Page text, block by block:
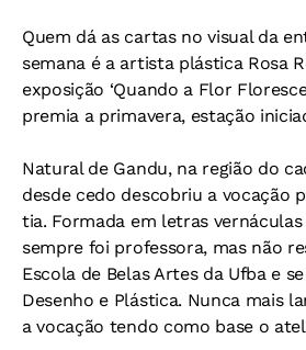
Quem dá as cartas no visual da
semana é a artista plástica Rosa
exposição ‘Quando a Flor
premia a primavera, estação
Natural de Gandu, na região do
desde cedo descobriu a vocação
tia. Formada em letras
sempre foi professora, mas não
Escola de Belas Artes da Ufba e
Desenho e Plástica. Nunca mais
a vocação tendo como base o